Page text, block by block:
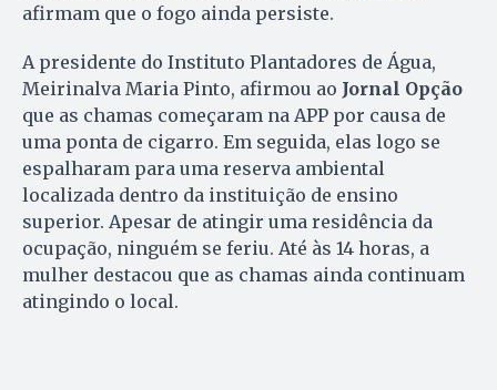
afirmam que o fogo ainda persiste.
A presidente do Instituto Plantadores de Água,
Meirinalva Maria Pinto, afirmou ao Jornal Opção
que as chamas começaram na APP por causa de
uma ponta de cigarro. Em seguida, elas logo se
espalharam para uma reserva ambiental
localizada dentro da instituição de ensino
superior. Apesar de atingir uma residência da
ocupação, ninguém se feriu. Até às 14 horas, a
mulher destacou que as chamas ainda continuam
atingindo o local.